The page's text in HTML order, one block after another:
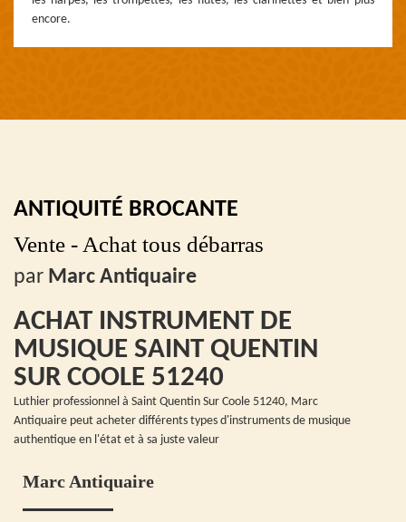
encore.
ANTIQUITÉ BROCANTE
Vente - Achat tous débarras
par Marc Antiquaire
ACHAT INSTRUMENT DE
MUSIQUE SAINT QUENTIN
SUR COOLE 51240
Luthier professionnel à Saint Quentin Sur Coole 51240, Marc
Antiquaire peut acheter différents types d'instruments de musique
authentique en l'état et à sa juste valeur
Marc Antiquaire